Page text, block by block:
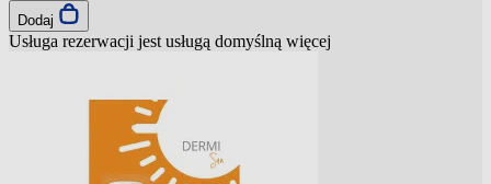
Dodaj
Usługa rezerwacji jest usługą domyślną więcej